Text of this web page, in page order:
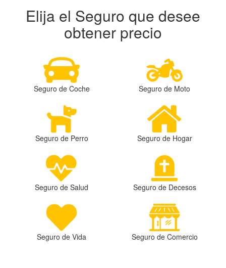
Elija el Seguro que desee
obtener precio
Seguro de Coche Seguro de Moto
Seguro de Perro Seguro de Hogar
Seguro de Salud Seguro de Decesos
Seguro de Vida Seguro de Comercio